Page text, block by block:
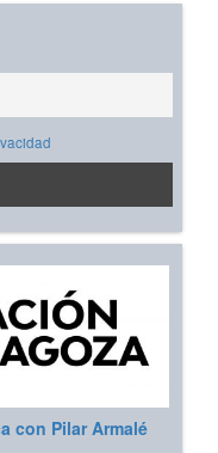
con Pilar Armalé